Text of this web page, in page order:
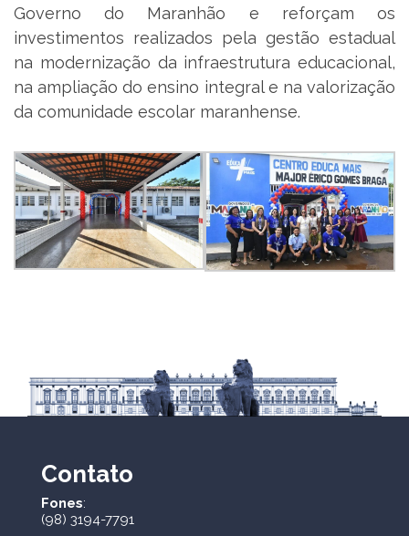
Governo do Maranhão e reforçam os
investimentos realizados pela gestão estadual
na modernização da infraestrutura educacional,
na ampliação do ensino integral e na valorização
da comunidade escolar maranhense.
Contato
Fones:
(98) 3194-7791